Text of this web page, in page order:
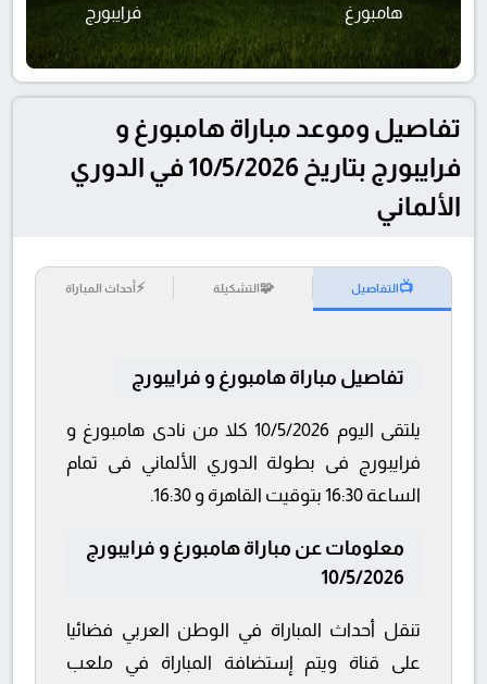
هامبورغ فرايبورج
تفاصيل وموعد مباراة هامبورغ و
فرايبورج بتاريخ 10/5/2026 في الدوري
الألماني
📺التفاصيل 🧩التشكيلة ⚡أحداث المباراة
تفاصيل مباراة هامبورغ و فرايبورج
يلتقى اليوم 10/5/2026 كلا من نادى هامبورغ و
فرايبورج فى بطولة الدوري الألماني فى تمام
الساعة 16:30 بتوقيت القاهرة و 16:30.
معلومات عن مباراة هامبورغ و فرايبورج
10/5/2026
تنقل أحداث المباراة في الوطن العربي فضائيا
على قناة ويتم إستضافة المباراة في ملعب